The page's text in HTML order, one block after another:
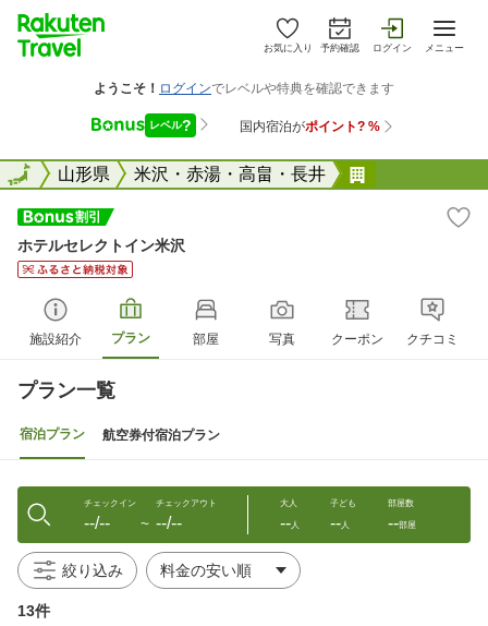
お気に入り 予約確認 ログイン メニュー
全国山形県 米沢・赤湯・高畠・長井
全国
ホテルセレクトイン米沢
施設紹介 プラン 部屋 写真 クーポン クチコミ
プラン一覧
宿泊プラン 航空券付宿泊プラン
チェックイン
--/-- 〜
チェックアウト
--/--
大人
--人
子ども
--人
部屋数
--部屋
絞り込み
13件